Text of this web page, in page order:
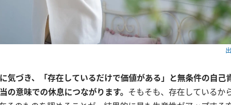
気づき、「存在しているだけで価値がある」と無条件の自己
の意味での休息につながります。 そもそも、存在しているか